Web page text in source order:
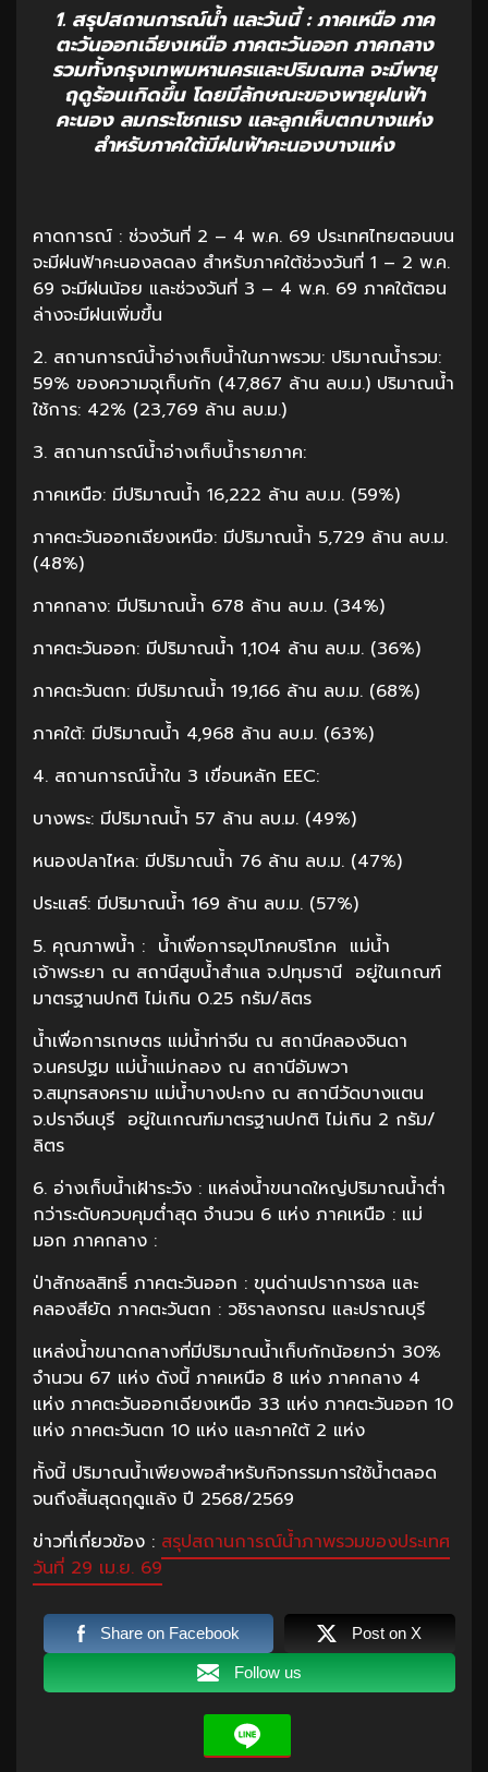
1. สรุปสถานการณ์น้ำ และวันนี้ : ภาคเหนือ ภาค
ตะวันออกเฉียงเหนือ ภาคตะวันออก ภาคกลาง
รวมทั้งกรุงเทพมหานครและปริมณฑล จะมีพายุ
ฤดูร้อนเกิดขึ้น โดยมีลักษณะของพายุฝนฟ้า
คะนอง ลมกระโชกแรง และลูกเห็บตกบางแห่ง
สำหรับภาคใต้มีฝนฟ้าคะนองบางแห่ง
คาดการณ์ : ช่วงวันที่ 2 – 4 พ.ค. 69 ประเทศไทยตอนบน
จะมีฝนฟ้าคะนองลดลง สำหรับภาคใต้ช่วงวันที่ 1 – 2 พ.ค.
69 จะมีฝนน้อย และช่วงวันที่ 3 – 4 พ.ค. 69 ภาคใต้ตอน
ล่างจะมีฝนเพิ่มขึ้น
2. สถานการณ์น้ำอ่างเก็บน้ำในภาพรวม: ปริมาณน้ำรวม:
59% ของความจุเก็บกัก (47,867 ล้าน ลบ.ม.) ปริมาณน้ำ
ใช้การ: 42% (23,769 ล้าน ลบ.ม.)
3. สถานการณ์น้ำอ่างเก็บน้ำรายภาค:
ภาคเหนือ: มีปริมาณน้ำ 16,222 ล้าน ลบ.ม. (59%)
ภาคตะวันออกเฉียงเหนือ: มีปริมาณน้ำ 5,729 ล้าน ลบ.ม.
(48%)
ภาคกลาง: มีปริมาณน้ำ 678 ล้าน ลบ.ม. (34%)
ภาคตะวันออก: มีปริมาณน้ำ 1,104 ล้าน ลบ.ม. (36%)
ภาคตะวันตก: มีปริมาณน้ำ 19,166 ล้าน ลบ.ม. (68%)
ภาคใต้: มีปริมาณน้ำ 4,968 ล้าน ลบ.ม. (63%)
4. สถานการณ์น้ำใน 3 เขื่อนหลัก EEC:
บางพระ: มีปริมาณน้ำ 57 ล้าน ลบ.ม. (49%)
หนองปลาไหล: มีปริมาณน้ำ 76 ล้าน ลบ.ม. (47%)
ประแสร์: มีปริมาณน้ำ 169 ล้าน ลบ.ม. (57%)
5. คุณภาพน้ำ : น้ำเพื่อการอุปโภคบริโภค แม่น้ำ
เจ้าพระยา ณ สถานีสูบน้ำสำแล จ.ปทุมธานี อยู่ในเกณฑ์
มาตรฐานปกติ ไม่เกิน 0.25 กรัม/ลิตร
น้ำเพื่อการเกษตร แม่น้ำท่าจีน ณ สถานีคลองจินดา
จ.นครปฐม แม่น้ำแม่กลอง ณ สถานีอัมพวา
จ.สมุทรสงคราม แม่น้ำบางปะกง ณ สถานีวัดบางแตน
จ.ปราจีนบุรี อยู่ในเกณฑ์มาตรฐานปกติ ไม่เกิน 2 กรัม/
ลิตร
6. อ่างเก็บน้ำเฝ้าระวัง : แหล่งน้ำขนาดใหญ่ปริมาณน้ำต่ำ
กว่าระดับควบคุมต่ำสุด จำนวน 6 แห่ง ภาคเหนือ : แม่
มอก ภาคกลาง :
ป่าสักชลสิทธิ์ ภาคตะวันออก : ขุนด่านปราการชล และ
คลองสียัด ภาคตะวันตก : วชิราลงกรณ และปราณบุรี
แหล่งน้ำขนาดกลางที่มีปริมาณน้ำเก็บกักน้อยกว่า 30%
จำนวน 67 แห่ง ดังนี้ ภาคเหนือ 8 แห่ง ภาคกลาง 4
แห่ง ภาคตะวันออกเฉียงเหนือ 33 แห่ง ภาคตะวันออก 10
แห่ง ภาคตะวันตก 10 แห่ง และภาคใต้ 2 แห่ง
ทั้งนี้ ปริมาณน้ำเพียงพอสำหรับกิจกรรมการใช้น้ำตลอด
จนถึงสิ้นสุดฤดูแล้ง ปี 2568/2569
ข่าวที่เกี่ยวข้อง : สรุปสถานการณ์น้ำภาพรวมของประเทศ
วันที่ 29 เม.ย. 69
Share on Facebook Post on X
Follow us